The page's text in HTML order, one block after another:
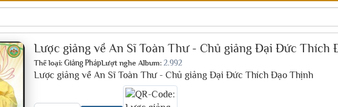
Lược giảng về An Sĩ Toàn Thư - Chủ giảng Đại Đức
Thể loại: Giảng PhápLượt nghe Album: 2.992
Lược giảng về An Sĩ Toàn Thư - Chủ giảng Đại Đức Thích Đạo Thịnh